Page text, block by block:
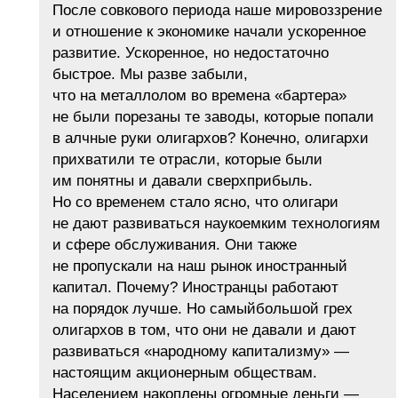
После совкового периода наше мировоззрение
и отношение к экономике начали ускоренное
развитие. Ускоренное, но недостаточно
быстрое. Мы разве забыли,
что на металлолом во времена «бартера»
не были порезаны те заводы, которые попали
в алчные руки олигархов? Конечно, олигархи
прихватили те отрасли, которые были
им понятны и давали сверхприбыль.
Но со временем стало ясно, что олигари
не дают развиваться наукоемким технологиям
и сфере обслуживания. Они также
не пропускали на наш рынок иностранный
капитал. Почему? Иностранцы работают
на порядок лучше. Но самыйбольшой грех
олигархов в том, что они не давали и дают
развиваться «народному капитализму» —
настоящим акционерным обществам.
Населением накоплены огромные деньги —